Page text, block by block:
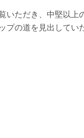
いただき、中堅以上
プの道を見出してい